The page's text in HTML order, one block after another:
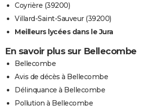
Coyrière (39200)
Villard-Saint-Sauveur (39200)
Meilleurs lycées dans le Jura
En savoir plus sur Bellecombe
Bellecombe
Avis de décès à Bellecombe
Délinquance à Bellecombe
Pollution à Bellecombe